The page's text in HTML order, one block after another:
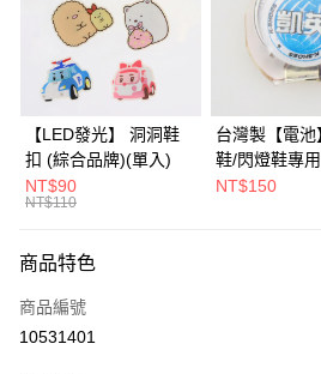
街口支付
全盈+PAY
AFTEE先享後付
相關說明
【關於「AFTEE先享後付」】
AFTEE先享後付是「在收到商品之後才付款」
２．便利：只要手機號碼，簡訊認證，即可結
【「AFTEE先享後付」結帳流程】
ATM付款
運送方式
付款後全家取貨
每筆NT$90，滿NT$799(含以上)免運費
【LED發光】 洞洞鞋
扣 (綜合品牌)(單入)
NT$90
NT$110
台灣製【電池
鞋/閃燈鞋專
KS-CR1632 (2
NT$150
商品特色
商品編號
10531401